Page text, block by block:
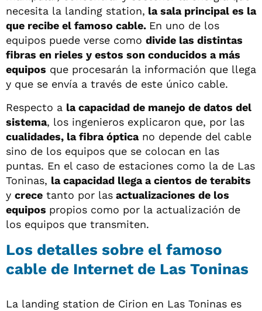
necesita la landing station, la sala principal es la
que recibe el famoso cable. En uno de los
equipos puede verse como divide las distintas
fibras en rieles y estos son conducidos a más
equipos que procesarán la información que llega
y que se envía a través de este único cable.
Respecto a la capacidad de manejo de datos del
sistema, los ingenieros explicaron que, por las
cualidades, la fibra ópticano depende del cable
sino de los equipos que se colocan en las
puntas. En el caso de estaciones como la de Las
Toninas, la capacidad llega a cientos de terabits
y crece tanto por las actualizaciones de los
equipos propios como por la actualización de
los equipos que transmiten.
Los detalles sobre el famoso
cable de Internet de Las Toninas
La landing station de Cirion en Las Toninas es